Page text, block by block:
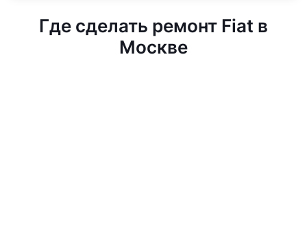
Где сделать ремонт Fiat в
Москве